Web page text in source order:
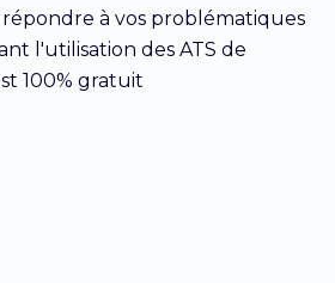
à vos problématiques
l'utilisation des ATS de
100% gratuit